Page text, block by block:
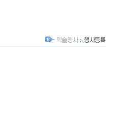
학술행사 행사등록